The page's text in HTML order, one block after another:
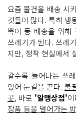
요즘 물건을 배송 시
것들이 많다. 특히 냉
뽁이 등 배송을 위해
쓰레기가 된다. 쓰레
지만, 정작 현실에서
갈수록 늘어나는 쓰
있어 눈길을 끈다. 불
곳, 바로 '알맹상점'
장품 등을 덜어가는